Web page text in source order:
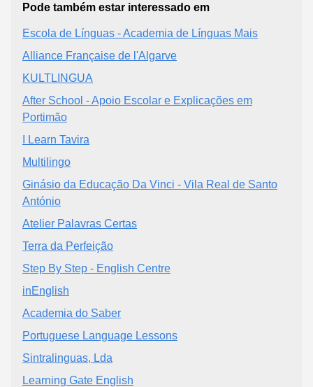
Pode também estar interessado em
Escola de Línguas - Academia de Línguas Mais
Alliance Française de l'Algarve
KULTLINGUA
After School - Apoio Escolar e Explicações em
Portimão
I Learn Tavira
Multilingo
Ginásio da Educação Da Vinci - Vila Real de Santo
António
Atelier Palavras Certas
Terra da Perfeição
Step By Step - English Centre
inEnglish
Academia do Saber
Portuguese Language Lessons
Sintralinguas, Lda
Learning Gate English